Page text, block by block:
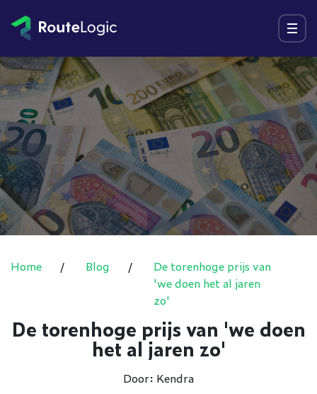
Menu
Home / Blog /
De torenhoge prijs van
'we doen het al jaren
zo'
De torenhoge prijs van 'we doen
het al jaren zo'
Door: Kendra